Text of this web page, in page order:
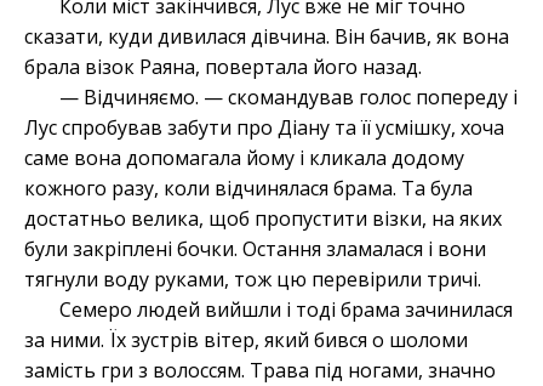
Коли міст закінчився, Лус вже не міг точно
сказати, куди дивилася дівчина. Він бачив, як вона
брала візок Раяна, повертала його назад.
— Відчиняємо. — скомандував голос попереду і
Лус спробував забути про Діану та її усмішку, хоча
саме вона допомагала йому і кликала додому
кожного разу, коли відчинялася брама. Та була
достатньо велика, щоб пропустити візки, на яких
були закріплені бочки. Остання зламалася і вони
тягнули воду руками, тож цю перевірили тричі.
Семеро людей вийшли і тоді брама зачинилася
за ними. Їх зустрів вітер, який бився о шоломи
замість гри з волоссям. Трава під ногами, значно